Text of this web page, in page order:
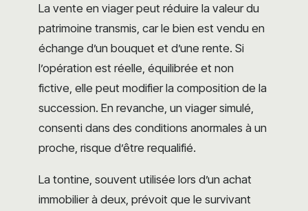
La vente en viager peut réduire la valeur du
patrimoine transmis, car le bien est vendu en
échange d’un bouquet et d’une rente. Si
l’opération est réelle, équilibrée et non
fictive, elle peut modifier la composition de la
succession. En revanche, un viager simulé,
consenti dans des conditions anormales à un
proche, risque d’être requalifié.
La tontine, souvent utilisée lors d’un achat
immobilier à deux, prévoit que le survivant